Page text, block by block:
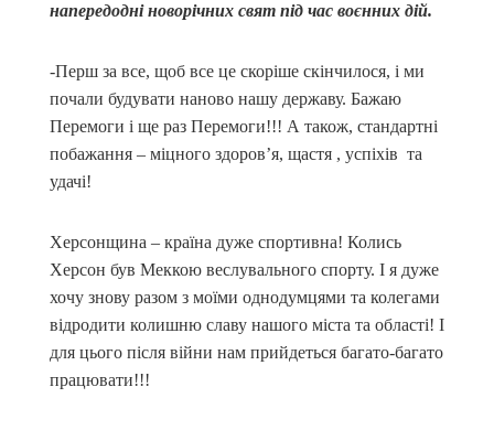
напередодні новорічних свят під час воєнних дій.
-Перш за все, щоб все це скоріше скінчилося, і ми
почали будувати наново нашу державу. Бажаю
Перемоги і ще раз Перемоги!!! А також, стандартні
побажання – міцного здоров’я, щастя , успіхів та
удачі!
Херсонщина – країна дуже спортивна! Колись
Херсон був Меккою веслувального спорту. І я дуже
хочу знову разом з моїми однодумцями та колегами
відродити колишню славу нашого міста та області! І
для цього після війни нам прийдеться багато-багато
працювати!!!